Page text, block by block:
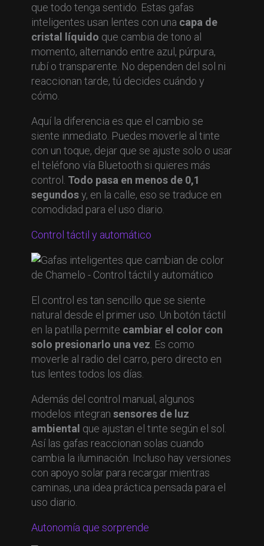
que todo tenga sentido. Estas gafas
inteligentes usan lentes con una capa de
cristal líquido que cambia de tono al
momento, alternando entre azul, púrpura,
rubí o transparente. No dependen del sol ni
reaccionan tarde, tú decides cuándo y
cómo.
Aquí la diferencia es que el cambio se
siente inmediato. Puedes moverle al tinte
con un toque, dejar que se ajuste solo o usar
el teléfono vía Bluetooth si quieres más
control. Todo pasa en menos de 0,1
segundosy, en la calle, eso se traduce en
comodidad para el uso diario.
Control táctil y automático
El control es tan sencillo que se siente
natural desde el primer uso. Un botón táctil
en la patilla permite cambiar el color con
solo presionarlo una vez . Es como
moverle al radio del carro, pero directo en
tus lentes todos los días.
Además del control manual, algunos
modelos integran sensores de luz
ambiental que ajustan el tinte según el sol.
Así las gafas reaccionan solas cuando
cambia la iluminación. Incluso hay versiones
con apoyo solar para recargar mientras
caminas, una idea práctica pensada para el
uso diario.
Autonomía que sorprende